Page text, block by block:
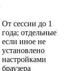
От сессии до 1
года; отдельные
если иное не
установлено
настройками
браузера